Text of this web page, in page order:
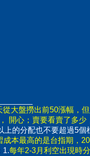
從大盤撈出前50漲幅，
開心；賣要看賣了多
上的分配也不要超過5個
成本最高的是台指期，
1.每年2-3月利空出現時